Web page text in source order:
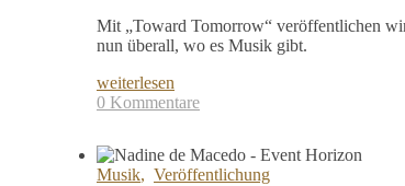
Mit „Toward Tomorrow“ veröffentlichen
nun überall, wo es Musik gibt.
weiterlesen
0 Kommentare
Musik, Veröffentlichung